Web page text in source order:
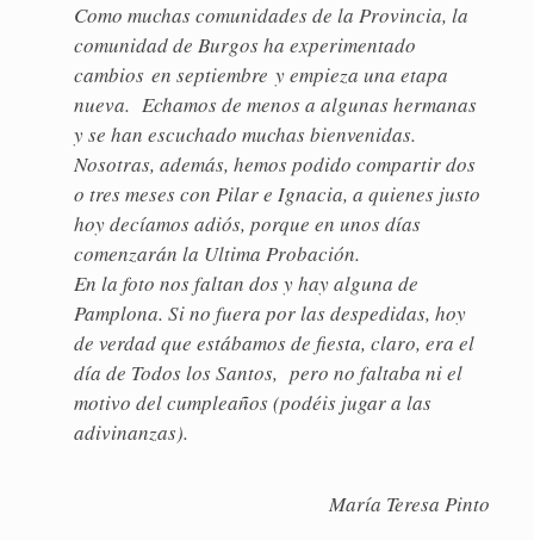
Como muchas comunidades de la Provincia, la
comunidad de Burgos ha experimentado
cambios en septiembre y empieza una etapa
nueva. Echamos de menos a algunas hermanas
y se han escuchado muchas bienvenidas.
Nosotras, además, hemos podido compartir dos
o tres meses con Pilar e Ignacia, a quienes justo
hoy decíamos adiós, porque en unos días
comenzarán la Ultima Probación.
En la foto nos faltan dos y hay alguna de
Pamplona. Si no fuera por las despedidas, hoy
de verdad que estábamos de fiesta, claro, era el
día de Todos los Santos, pero no faltaba ni el
motivo del cumpleaños (podéis jugar a las
adivinanzas).
​María ​Teresa Pinto